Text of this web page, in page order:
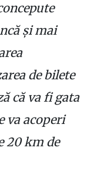
şi mai
de bilete
că va fi gata
va acoperi
20 km de